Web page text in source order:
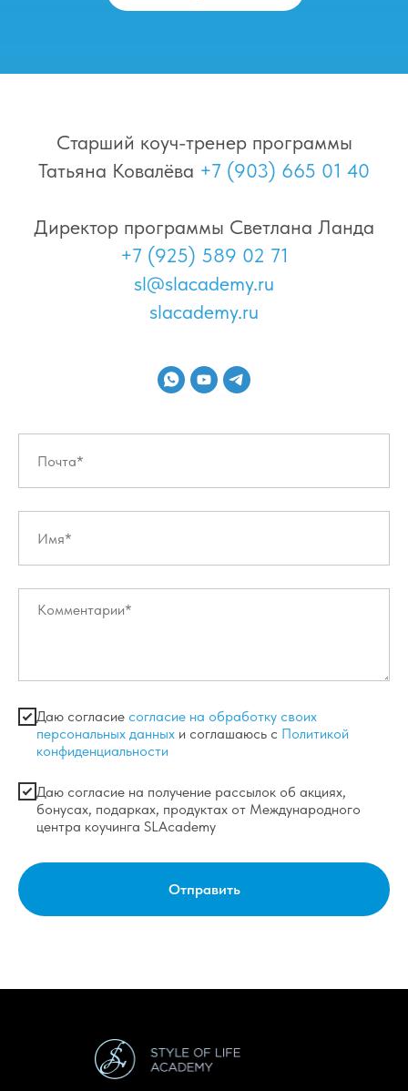
Старший коуч-тренер программы
Татьяна Ковалёва +7 (903) 665 01 40
Директор программы Светлана Ланда
+7 (925) 589 02 71
sl@slacademy.ru
slacademy.ru
Даю согласие согласие на обработку своих
персональных данных и соглашаюсь с Политикой
конфиденциальности
Даю согласие на получение рассылок об акциях,
бонусах, подарках, продуктах от Международного
центра коучинга SLAcademy
Отправить